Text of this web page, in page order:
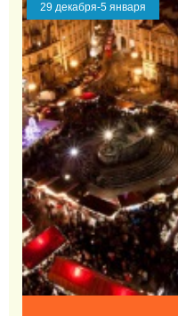
29 декабря-5 января